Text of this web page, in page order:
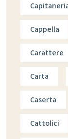
Cappella
Carattere
Carta
Caserta
Cattolici